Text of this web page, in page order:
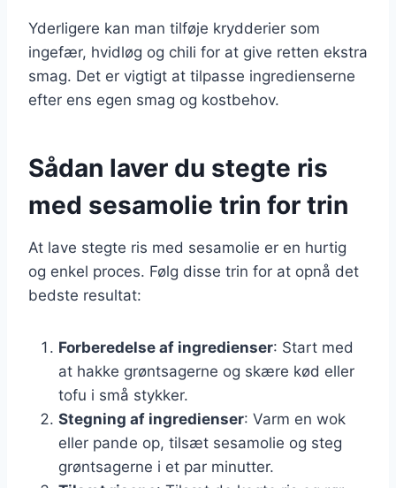
Yderligere kan man tilføje krydderier som
ingefær, hvidløg og chili for at give retten ekstra
smag. Det er vigtigt at tilpasse ingredienserne
efter ens egen smag og kostbehov.
Sådan laver du stegte ris
med sesamolie trin for trin
At lave stegte ris med sesamolie er en hurtig
og enkel proces. Følg disse trin for at opnå det
bedste resultat:
Forberedelse af ingredienser: Start med
at hakke grøntsagerne og skære kød eller
tofu i små stykker.
Stegning af ingredienser: Varm en wok
eller pande op, tilsæt sesamolie og steg
grøntsagerne i et par minutter.